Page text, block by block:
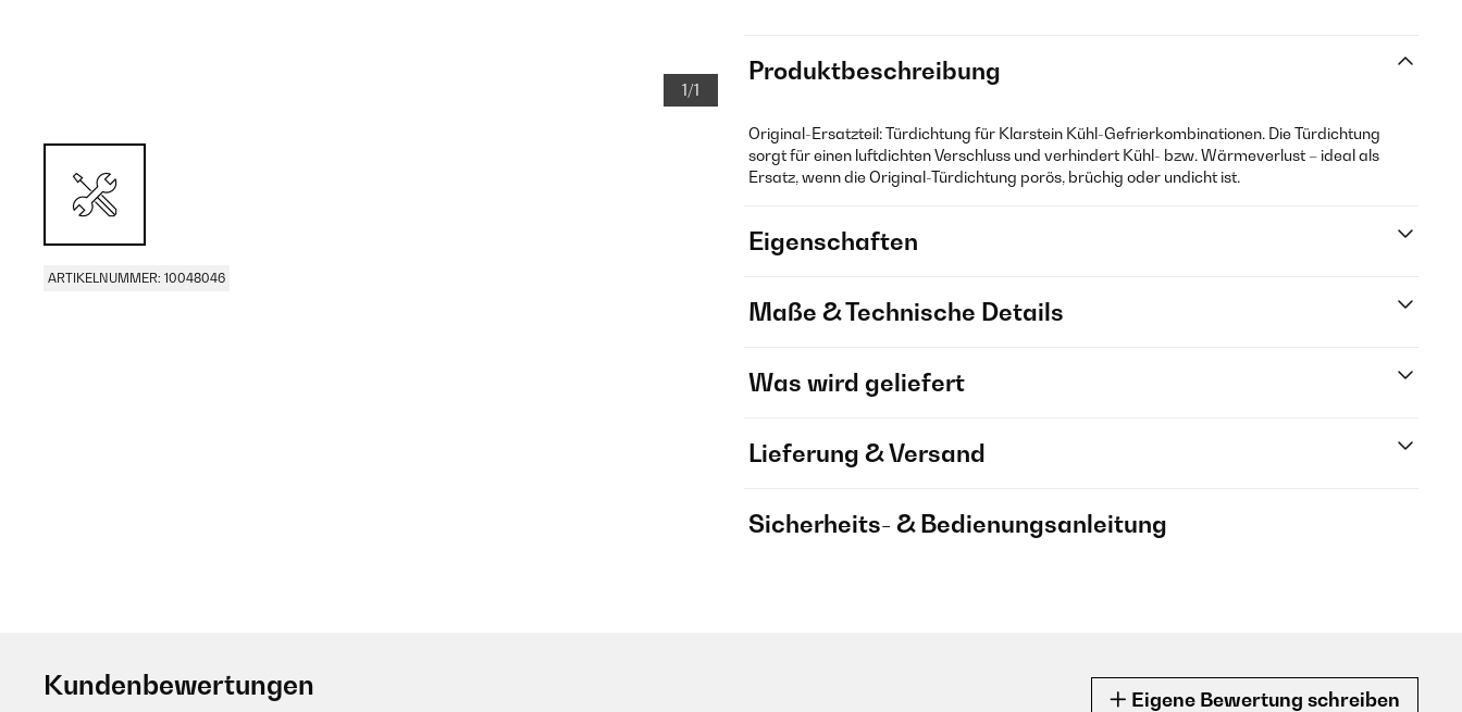
1/1
ARTIKELNUMMER: 10048046
Produktbeschreibung
Original-Ersatzteil: Türdichtung für Klarstein Kühl-Gefrierkombinationen. Die Türdichtung
sorgt für einen luftdichten Verschluss und verhindert Kühl- bzw. Wärmeverlust – ideal als
Ersatz, wenn die Original-Türdichtung porös, brüchig oder undicht ist.
Eigenschaften
Maße & Technische Details
Was wird geliefert
Lieferung & Versand
Sicherheits- & Bedienungsanleitung
Kundenbewertungen Eigene Bewertung schreiben